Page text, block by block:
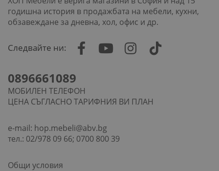
годишна история в продажбата на мебели, кухни,
обзавеждане за дневна, хол, офис и др.
Следвайте ни:
0896661089
МОБИЛЕН ТЕЛЕФОН
ЦЕНА СЪГЛАСНО ТАРИФНИЯ ВИ ПЛАН
e-mail: hop.mebeli@abv.bg
тел.: 02/978 09 66; 0700 800 39
Общи условия